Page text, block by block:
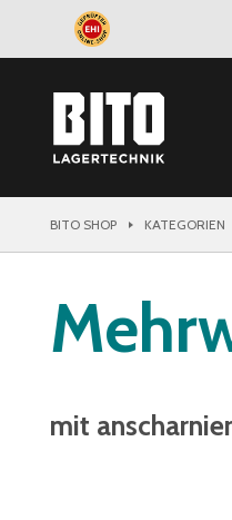
BITO SHOP KATEGORIEN
mit